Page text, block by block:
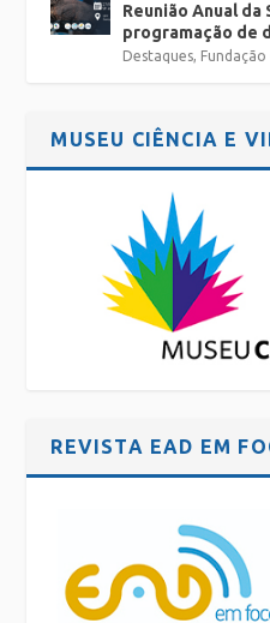
Reunião Anual da
programação de
Destaques, Fundação
MUSEU CIÊNCIA E
REVISTA EAD EM